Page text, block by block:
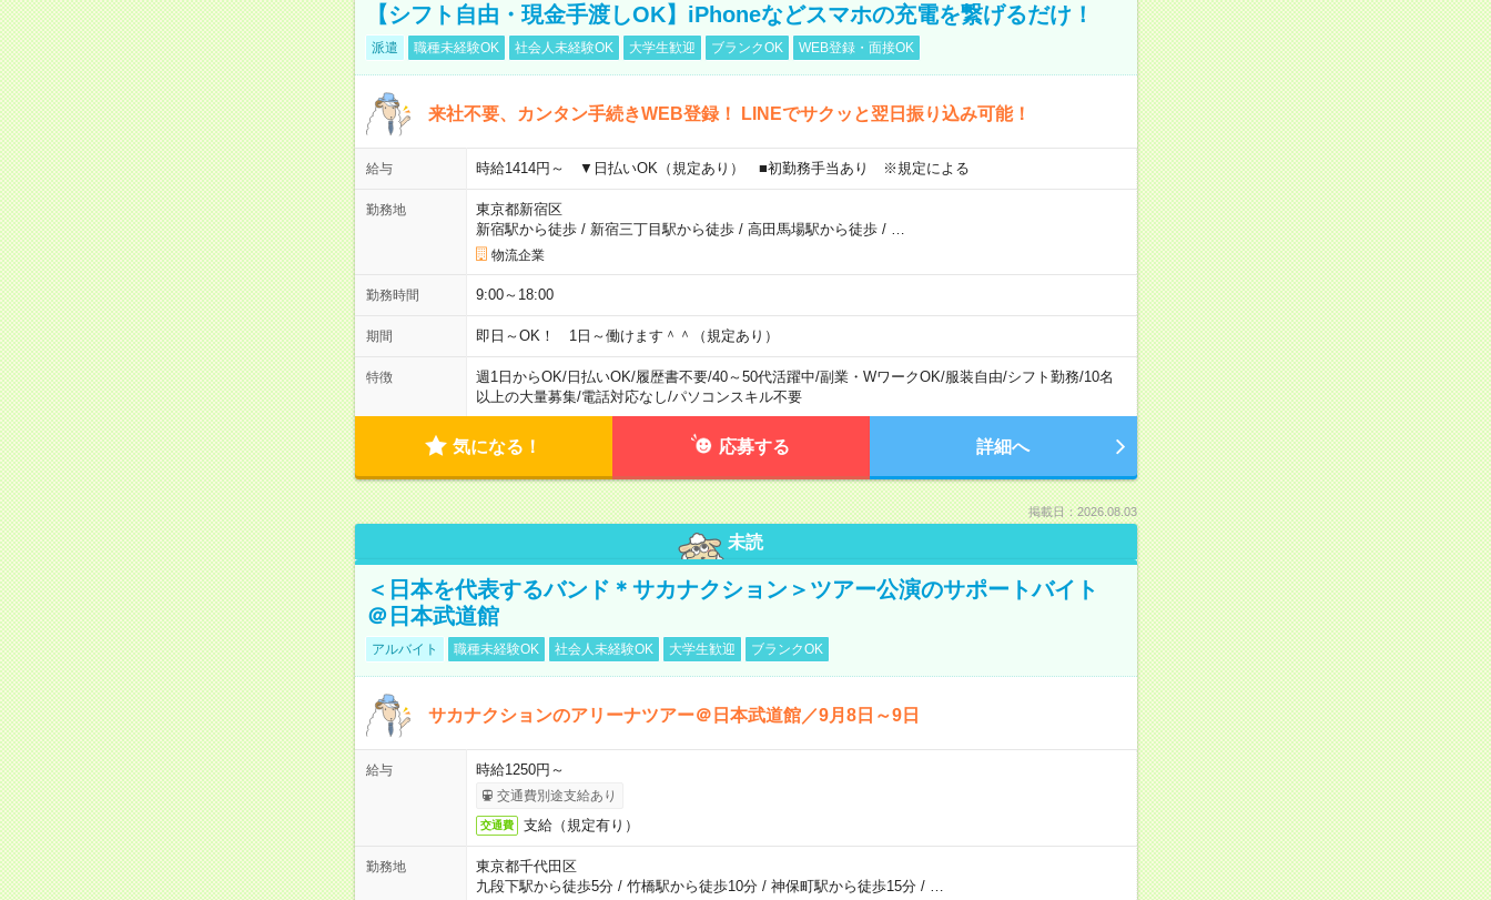
【シフト自由・現金手渡しOK】iPhoneなどスマホの充電を繋げるだけ！
派遣 職種未経験OK 社会人未経験OK 大学生歓迎 ブランクOK WEB登録・面接OK
来社不要、カンタン手続きWEB登録！ LINEでサクッと翌日振り込み可能！
給与 時給1414円～ ▼日払いOK（規定あり） ■初勤務手当あり ※規定による
勤務地
東京都新宿区
新宿駅から徒歩/ 新宿三丁目駅から徒歩/ 高田馬場駅から徒歩/
物流企業
勤務時間 9:00～18:00
期間 即日～OK！ 1日～働けます＾＾（規定あり）
特徴 週1日からOK/日払いOK/履歴書不要/40～50代活躍中/副業・WワークOK/服装自由/シフト勤務/10名
以上の大量募集/電話対応なし/パソコンスキル不要
気になる！ 応募する 詳細へ
掲載日：2026.08.03
未読
＜日本を代表するバンド＊サカナクション＞ツアー公演のサポートバイト
＠日本武道館
アルバイト 職種未経験OK 社会人未経験OK 大学生歓迎 ブランクOK
サカナクションのアリーナツアー＠日本武道館／9月8日～9日
給与 時給1250円～
交通費別途支給あり
交通費 支給（規定有り）
勤務地
東京都千代田区
九段下駅から徒歩5分/ 竹橋駅から徒歩10分/ 神保町駅から徒歩15分/